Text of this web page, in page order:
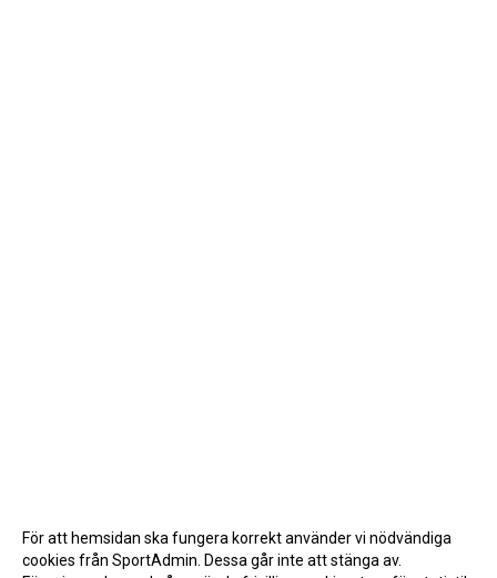
För att hemsidan ska fungera korrekt använder vi nödvändiga
cookies från SportAdmin. Dessa går inte att stänga av.